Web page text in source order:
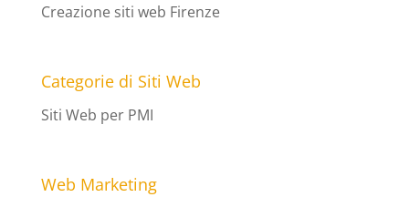
Creazione siti web Firenze
Categorie di Siti Web
Siti Web per PMI
Web Marketing